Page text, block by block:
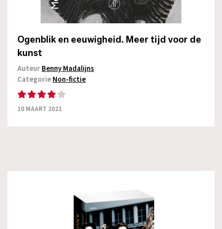
Ogenblik en eeuwigheid. Meer tijd voor de
kunst
AuteurBenny Madalijns
CategorieNon-fictie
10 MAART 2021